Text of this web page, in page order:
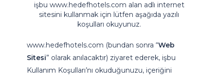
işbu www.hedefhotels.com alan adlı internet
sitesini kullanmak için lütfen aşağıda yazılı
koşulları okuyunuz.
www.hedefhotels.com (bundan sonra “Web
Sitesi” olarak anılacaktır) ziyaret ederek, işbu
Kullanım Koşulları’nı okuduğunuzu, içeriğini